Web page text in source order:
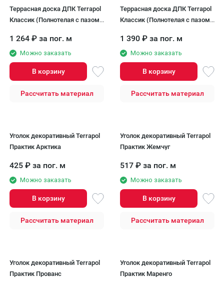
Террасная доска ДПК Terrapol
Классик (Полнотелая с пазом)
1 264 ₽ за пог. м
Можно заказать
В корзину
Рассчитать материал
Террасная доска ДПК Terrapol
Классик (Полнотелая с пазом)
1 390 ₽ за пог. м
Можно заказать
В корзину
Рассчитать материал
Уголок декоративный Terrapol
Практик Арктика
425 ₽ за пог. м
Можно заказать
В корзину
Рассчитать материал
Уголок декоративный Terrapol
Практик Жемчуг
517 ₽ за пог. м
Можно заказать
В корзину
Рассчитать материал
Уголок декоративный Terrapol
Практик Прованс
Уголок декоративный Terrapol
Практик Маренго